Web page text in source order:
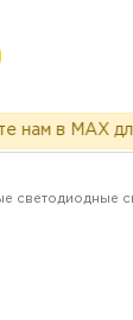
MAX для
светодиодные